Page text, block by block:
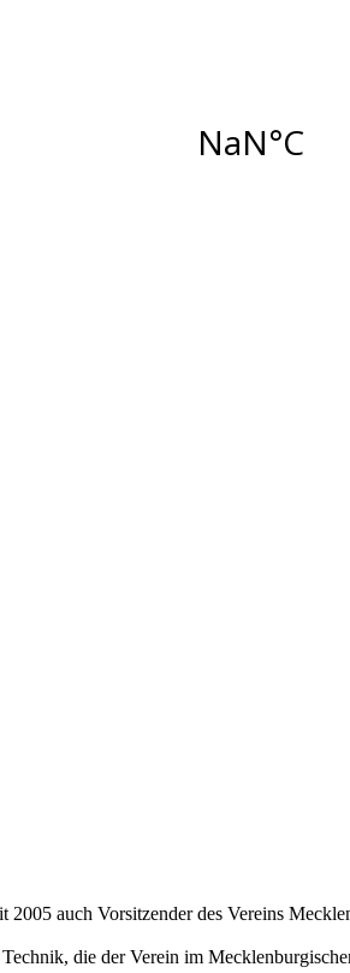
auch Vorsitzender des Vereins
die der Verein im